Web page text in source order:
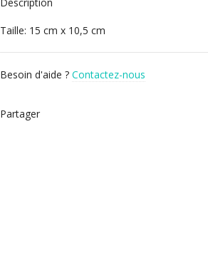
Taille: 15 cm x 10,5 cm
Besoin d'aide ? Contactez-nous
Partager